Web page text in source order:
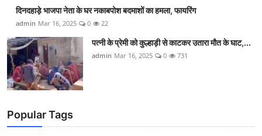
दिनदहाड़े भाजपा नेता के घर नकाबपोश बदमाशों का हमला, फायरिंग
admin Mar 16, 2025 0 22
पत्नी के प्रेमी को कुल्हाड़ी से काटकर उतारा मौत के घाट,...
admin Mar 16, 2025 0 731
Popular Tags